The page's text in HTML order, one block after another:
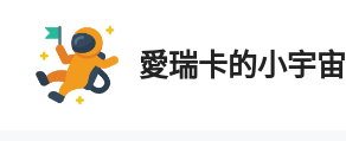
愛瑞卡的小宇宙